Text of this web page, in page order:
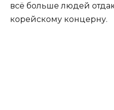
всё больше людей
корейскому концерну.